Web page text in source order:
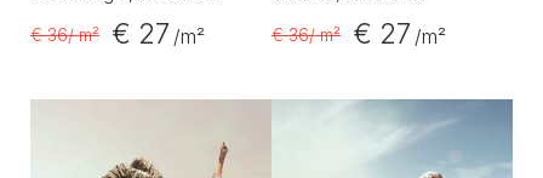
€ 36/ m² € 27 /m² € 36/ m² € 27 /m²